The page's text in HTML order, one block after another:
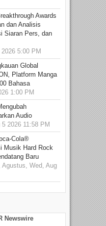
Awards
dan Analisis
Siaran Pers, dan
5:00 PM
Global
Platform Manga
Bahasa
1:00 PM
Audio
2026 11:58 PM
Cola®
Musik Hard Rock
Baru
Agustus, Wed, Aug
Newswire